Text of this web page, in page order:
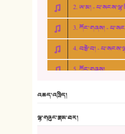
2. ཨ་མ། -
3. ཀོང་གཞས། -
4. བརྩེ་བ། -
5. ཀོང་གཞས།
འཆད་འཁྲིད།
ལྷ་གཞུང་རྣམ་ཐར།